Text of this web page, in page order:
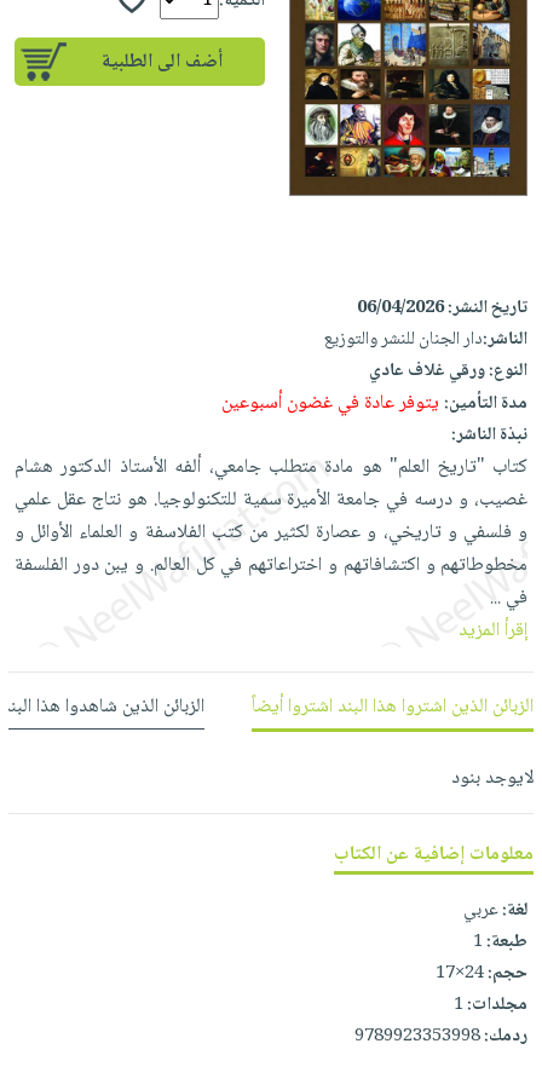
إختياراتنا
كتب
أكاديمية
صندوق
القراءة
English
iKitab
بلا
حدود
أسئلة
يتكرر
على
Android
تحميل
iKitab
على
Apple
أسئلة
يتكرر
طرحها
تحميل
masmu3
على
على
Apple
المواضيع
الأكثر
مبيعاً
إختياراتنا
وسائل
جوائز
تعليمية
الصحة
والعناية
الشخصية
العناية
الشخصية
العناية
وتصفيف
الشعر
العناية
بالجسم
العناية
الحمية
والسفرة
جديد
الكل
أواني
الطهي
أدوات
الخبز
أدوات
المائدة
الأوعية
والتخزين
أدوات
متجر
الهدايا
أقسام
الأكثر
العودة
اكسسوارات
كتب
اكسسوارات
اكسسوارات
ملابس
مطرزات
حقائب
حلي
عناية
شحن
مجاني
بنود
مختارة
كل
iKitab
بلا
حدود
بحث
متقدم
نيل
وفرات
عن
الشركة
سياسة
حسابك
لائحة
أضف الى الطلبية
تاريخ النشر:06/04/2026
الناشر:دار الجنان للنشر والتوزيع
النوع:ورقي غلاف عادي
مدة التأمين:يتوفر عادة في غضون أسبوعين
نبذة الناشر:
كتاب "تاريخ العلم" هو مادة متطلب جامعي، ألفه الأستاذ الدكتور هشام
غصيب، و درسه في جامعة الأميرة سمية للتكنولوجيا. هو نتاج عقل علمي
و فلسفي و تاريخي، و عصارة لكثير من كتب الفلاسفة و العلماء الأوائل و
مخطوطاتهم و اكتشافاتهم و اختراعاتهم في كل العالم. و يبن دور الفلسفة
في...
إقرأ المزيد
الزبائن الذين اشتروا هذا البند اشتروا أيضاً الزبائن الذين شاهدوا هذا
لايوجد بنود
معلومات إضافية عن الكتاب
لغة:عربي
طبعة:1
حجم:24×17
مجلدات:1
ردمك:9789923353998